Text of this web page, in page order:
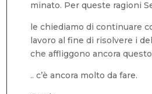
minato. Per queste ragioni
le chiediamo di continuare
lavoro al fine di risolvere i
che affliggono ancora
.. c’è ancora molto da fare.